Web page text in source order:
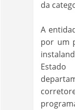
da
A
por um